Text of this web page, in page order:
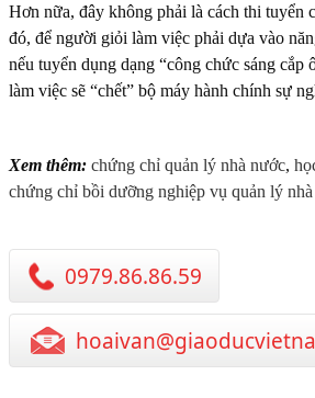
Hơn nữa, đây không phải là cách thi tuyển
đó, để người giỏi làm việc phải dựa vào
nếu tuyển dụng dạng “công chức sáng cắp
làm việc sẽ “chết” bộ máy hành chính sự
Xem thêm: chứng chỉ quản lý nhà nước,
chứng chỉ bồi dưỡng nghiệp vụ quản lý
0979.86.86.59